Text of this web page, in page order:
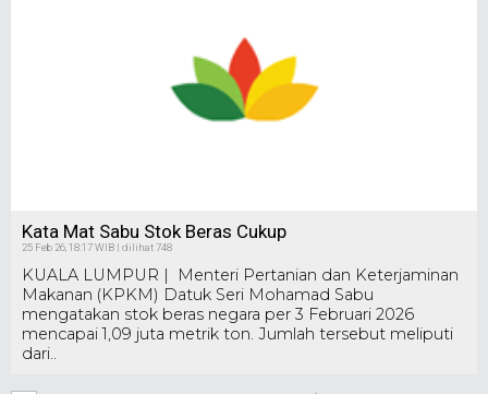
Kata Mat Sabu Stok Beras Cukup
25 Feb 26, 18:17 WIB | dilihat 748
KUALA LUMPUR | Menteri Pertanian dan Keterjaminan
Makanan (KPKM) Datuk Seri Mohamad Sabu
mengatakan stok beras negara per 3 Februari 2026
mencapai 1,09 juta metrik ton. Jumlah tersebut meliputi
dari..